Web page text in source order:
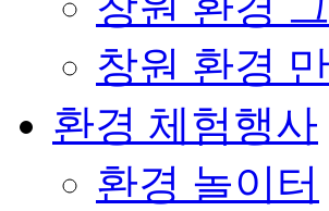
창원 환경
환경 체험행사
환경 놀이터